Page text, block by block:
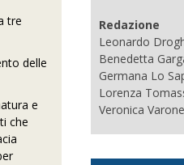
tre
delle
e
che
Redazione
Leonardo
Benedetta
Germana Lo
Lorenza
Veronica